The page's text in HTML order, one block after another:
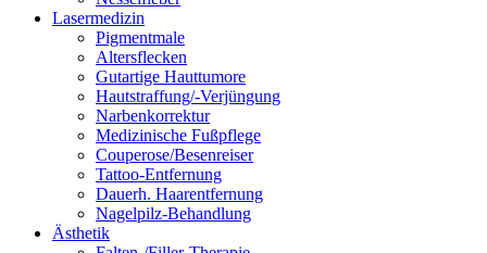
Lasermedizin
Pigmentmale
Altersflecken
Gutartige Hauttumore
Hautstraffung/-Verjüngung
Narbenkorrektur
Medizinische Fußpflege
Couperose/Besenreiser
Tattoo-Entfernung
Dauerh. Haarentfernung
Nagelpilz-Behandlung
Ästhetik